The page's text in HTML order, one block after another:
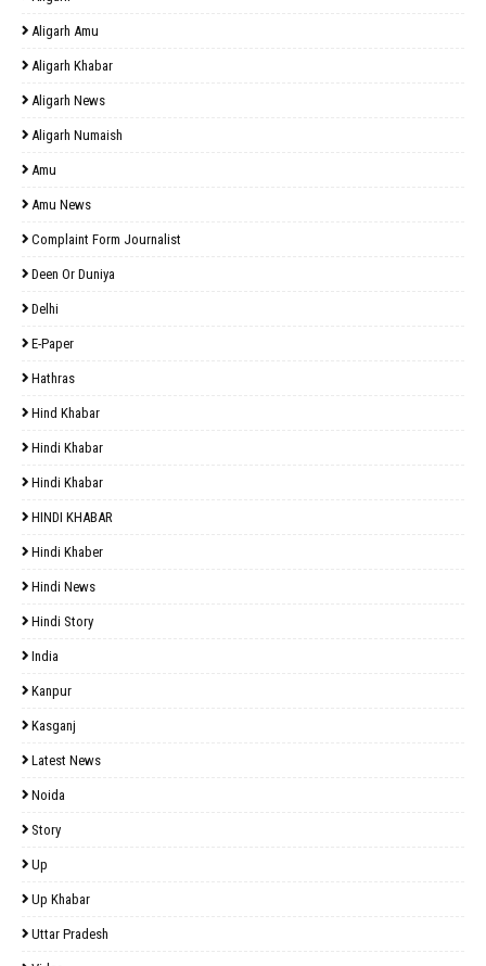
Aligarh Amu
Aligarh Khabar
Aligarh News
Aligarh Numaish
Amu
Amu News
Complaint Form Journalist
Deen Or Duniya
Delhi
E-Paper
Hathras
Hind Khabar
Hindi Khabar
Hindi Khabar
HINDI KHABAR
Hindi Khaber
Hindi News
Hindi Story
India
Kanpur
Kasganj
Latest News
Noida
Story
Up
Up Khabar
Uttar Pradesh